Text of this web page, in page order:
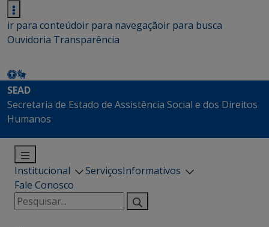
ir para conteúdoir para navegaçãoir para busca
Ouvidoria Transparência
SEAD
Secretaria de Estado de Assistência Social e dos Direitos
Humanos
Institucional ServiçosInformativos
Fale Conosco
Pesquisar
por: